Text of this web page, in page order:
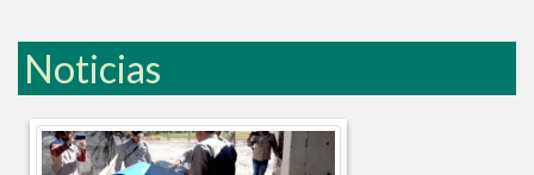
Noticias